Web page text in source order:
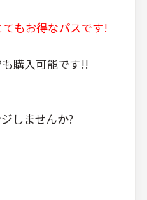
もお得なパスです!
購入可能です!!
しませんか?